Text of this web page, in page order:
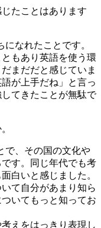
たことはあります
なれたことです。
もあり英語を使う環
まだだと感じていま
が上手だね」と言っ
てきたことが無駄で
で、その国の文化や
す。同じ年代でも考
白いと感じました。
て自分があまり知ら
いてもっと知ってお
えをはっきり表現し